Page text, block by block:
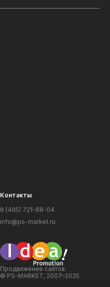
Контакты
8 (495) 721-88-04
info@ps-market.ru
Продвижение сайтов
© PS-MARKET, 2007–2025